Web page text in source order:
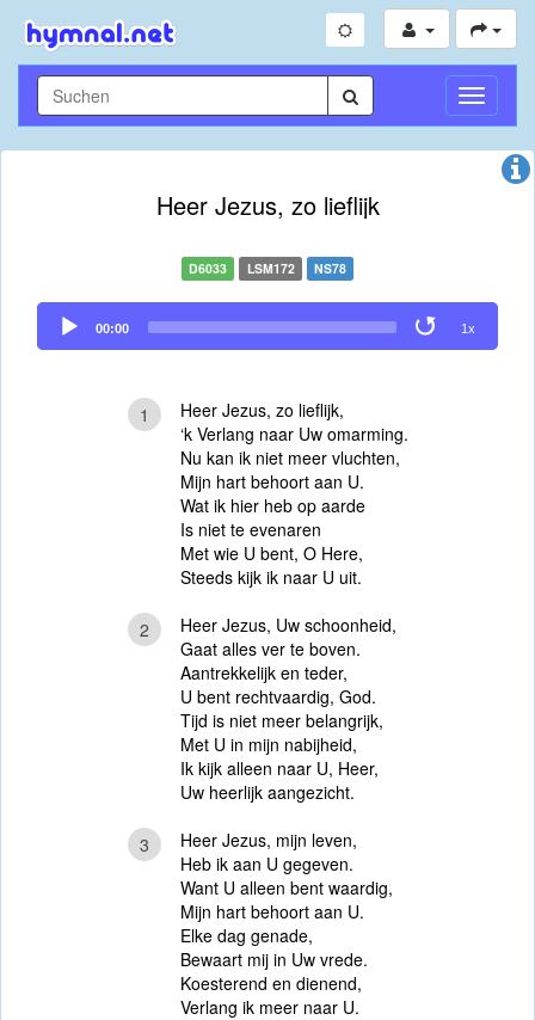
Heer Jezus, zo lieflijk
D6033 LSM172 NS78
Audio
Player
00:00 1x
1
Heer Jezus, zo lieflijk,
‘k Verlang naar Uw omarming.
Nu kan ik niet meer vluchten,
Mijn hart behoort aan U.
Wat ik hier heb op aarde
Is niet te evenaren
Met wie U bent, O Here,
Steeds kijk ik naar U uit.
2
Heer Jezus, Uw schoonheid,
Gaat alles ver te boven.
Aantrekkelijk en teder,
U bent rechtvaardig, God.
Tijd is niet meer belangrijk,
Met U in mijn nabijheid,
Ik kijk alleen naar U, Heer,
Uw heerlijk aangezicht.
3
Heer Jezus, mijn leven,
Heb ik aan U gegeven.
Want U alleen bent waardig,
Mijn hart behoort aan U.
Elke dag genade,
Bewaart mij in Uw vrede.
Koesterend en dienend,
Verlang ik meer naar U.